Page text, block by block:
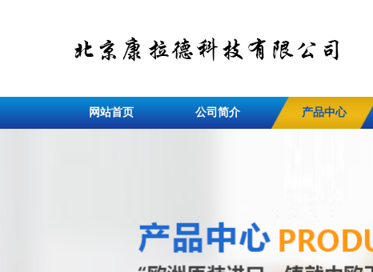
网站首页 公司简介 产品中心